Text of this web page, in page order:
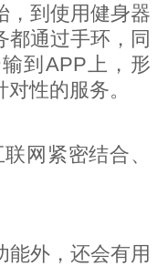
，到使用健身器
都通过手环，同
到APP上，形
性的服务。
网紧密结合、
能外，还会有用